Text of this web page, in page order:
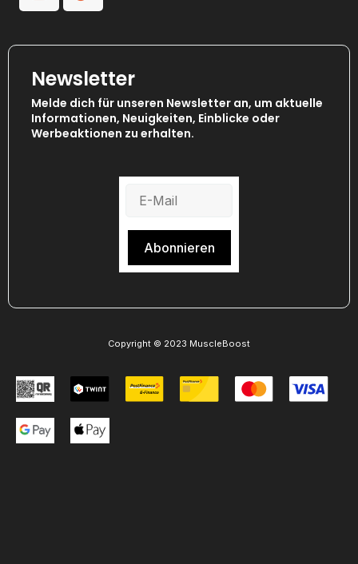
Newsletter
Melde dich für unseren Newsletter an, um aktuelle
Informationen, Neuigkeiten, Einblicke oder
Werbeaktionen zu erhalten.
Abonnieren
Copyright © 2023 MuscleBoost